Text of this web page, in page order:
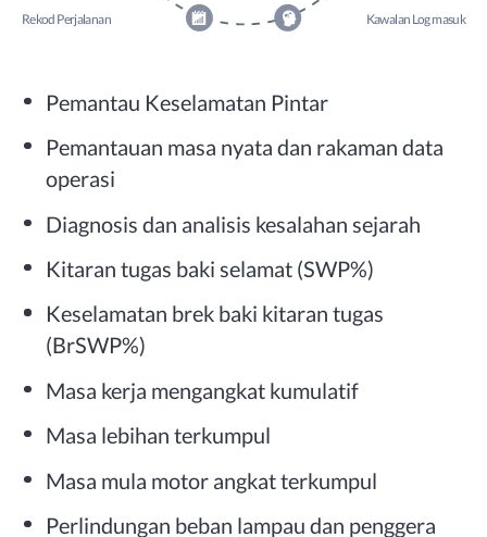
Kawalan Log masuk
Rekod Perjalanan
Pemantau Keselamatan Pintar
Pemantauan masa nyata dan rakaman data
operasi
Diagnosis dan analisis kesalahan sejarah
Kitaran tugas baki selamat (SWP%)
Keselamatan brek baki kitaran tugas
(BrSWP%)
Masa kerja mengangkat kumulatif
Masa lebihan terkumpul
Masa mula motor angkat terkumpul
Perlindungan beban lampau dan penggera